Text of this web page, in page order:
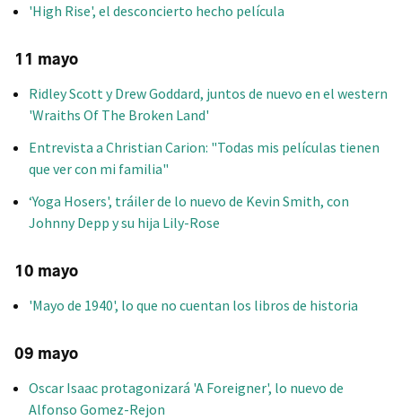
'High Rise', el desconcierto hecho película
11 mayo
Ridley Scott y Drew Goddard, juntos de nuevo en el western
'Wraiths Of The Broken Land'
Entrevista a Christian Carion: "Todas mis películas tienen
que ver con mi familia"
‘Yoga Hosers', tráiler de lo nuevo de Kevin Smith, con
Johnny Depp y su hija Lily-Rose
10 mayo
'Mayo de 1940', lo que no cuentan los libros de historia
09 mayo
Oscar Isaac protagonizará 'A Foreigner', lo nuevo de
Alfonso Gomez-Rejon